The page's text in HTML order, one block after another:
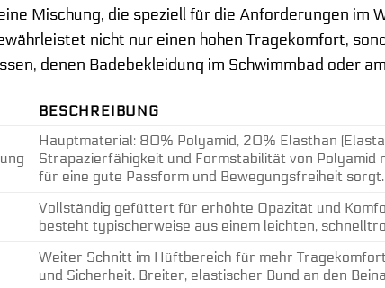
Mischung, die speziell für die Anforderungen im
nicht nur einen hohen Tragekomfort,
denen Badebekleidung im Schwimmbad oder
BESCHREIBUNG
Hauptmaterial: 80% Polyamid, 20% Elasthan
Strapazierfähigkeit und Formstabilität von
für eine gute Passform und Bewegungsfreiheit sorgt.
Vollständig gefüttert für erhöhte Opazität und
besteht typischerweise aus einem leichten,
Weiter Schnitt im Hüftbereich für mehr
und Sicherheit. Breiter, elastischer Bund an den